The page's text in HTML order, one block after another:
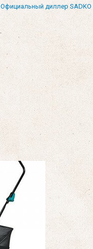
Официальный диллер SADKO